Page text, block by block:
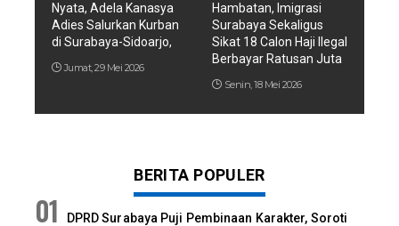
Nyata, Adela Kanasya
Adies Salurkan Kurban
di Surabaya-Sidoarjo,
Jumat, 29 Mei 2026
Hambatan, Imigrasi
Surabaya Sekaligus
Sikat 18 Calon Haji Ilegal
Berbayar Ratusan Juta
Senin, 18 Mei 2026
BERITA POPULER
DPRD Surabaya Puji Pembinaan Karakter, Soroti